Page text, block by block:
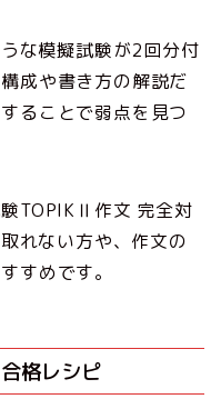
な模擬試験が2回分付
成や書き方の解説だ
ることで弱点を見つ
TOPIKⅡ作文 完全対
れない方や、作文の
すめです。
格レシピ